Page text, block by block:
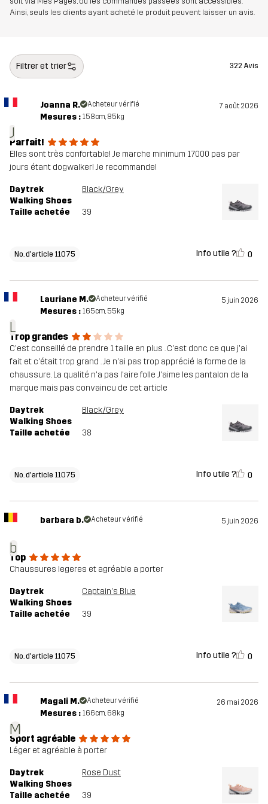
semelle
100% Ethylene-vinyl Acetate
semelle
extérieure
280g
Conçu pour
Numéro
11075_2623
Ainsi, seuls les clients ayant acheté le produit peuvent laisser un avis.
Filtrer et trier 322 Avis
J
Joanna R. Acheteur vérifié 7 août 2026
Mesures : 158cm, 85kg
Parfait!
Elles sont très confortable! Je marche minimum 17000 pas par
jours étant dogwalker! Je recommande!
Daytrek
Walking Shoes
Black/Grey
Taille achetée 39
No. d'article 11075 Info utile ? 0
L
Lauriane M. Acheteur vérifié 5 juin 2026
Mesures : 165cm, 55kg
Trop grandes
C'est conseillé de prendre 1 taille en plus . C'est donc ce que j'ai
fait et c'était trop grand . Je n'ai pas trop apprécié la forme de la
chaussure. La qualité n'a pas l'aire folle J'aime les pantalon de la
marque mais pas convaincu de cet article
Daytrek
Walking Shoes
Black/Grey
Taille achetée 38
No. d'article 11075 Info utile ? 0
b
barbara b. Acheteur vérifié 5 juin 2026
Top
Chaussures legeres et agréable a porter
Daytrek
Walking Shoes
Captain's Blue
Taille achetée 39
No. d'article 11075 Info utile ? 0
M
Magali M. Acheteur vérifié 26 mai 2026
Mesures : 166cm, 68kg
Sport agréable
Léger et agréable à porter
Daytrek
Walking Shoes
Rose Dust
Taille achetée 39